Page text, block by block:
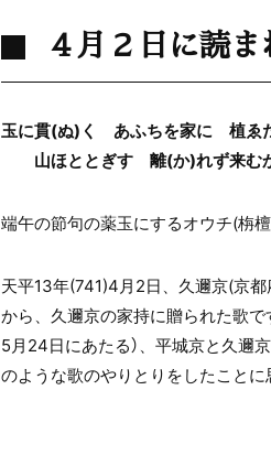
４月２日に読
玉に貫(ぬ)く あふちを家に 植ゑ
山ほととぎす 離(か)れず来む
端午の節句の薬玉にするオウチ(栴
天平13年(741)4月2日、久邇京(京
から、久邇京の家持に贈られた歌で
5月24日にあたる）、平城京と久邇
のような歌のやりとりをしたこと